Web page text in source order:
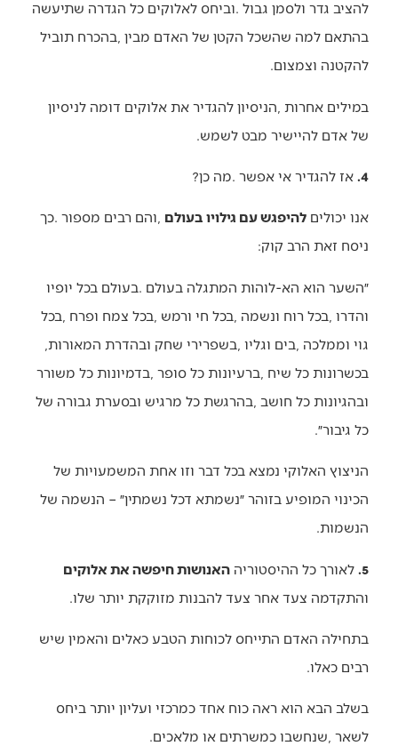
‬בהתאם‭ ‬למה‭ ‬שהשכל‭ ‬הקטן‭ ‬של‭ ‬האדם‭ ‬מבין‭, ‬בהכרח‭ ‬תוביל‭
‬להקטנה‭ ‬וצמצום‭. ‬
במילים‭ ‬אחרות‭, ‬הניסיון‭ ‬להגדיר‭ ‬את‭ ‬אלוקים‭ ‬דומה‭ ‬לניסיון‭
‬של‭ ‬אדם‭ ‬להיישיר‭ ‬מבט‭ ‬לשמש‭.‬
4. ‭ ‬אז‭ ‬להגדיר‭ ‬אי‭ ‬אפשר‭. ‬מה‭ ‬כן‭? ‬
אנו‭ ‬יכולים‭ ‬ להיפגש‭ ‬עם‭ ‬גילויו‭ ‬בעולם
‭, ‬והם‭ ‬רבים‭ ‬מספור‭. ‬כך‭
‬ניסח‭ ‬זאת‭ ‬הרב‭ ‬קוק‭: ‬
״השער‭ ‬הוא‭ ‬הא‭-‬לוהות‭ ‬המתגלה‭ ‬בעולם‭. ‬בעולם‭ ‬בכל‭ ‬יופיו‭
‬והדרו‭, ‬בכל‭ ‬רוח‭ ‬ונשמה‭, ‬בכל‭ ‬חי‭ ‬ורמש‭, ‬בכל‭ ‬צמח‭ ‬ופרח‭, ‬בכל‭
‬בכשרונות‭ ‬כל‭ ‬שיח‭, ‬ברעיונות‭ ‬כל‭ ‬סופר‭, ‬בדמיונות‭ ‬כל‭ ‬משורר‭
‬ובהגיונות‭ ‬כל‭ ‬חושב‭, ‬בהרגשת‭ ‬כל‭ ‬מרגיש‭ ‬ובסערת‭ ‬גבורה‭ ‬של‭
‬כל‭ ‬גיבור״‭. ‬
הניצוץ‭ ‬האלוקי‭ ‬נמצא‭ ‬בכל‭ ‬דבר‭ ‬וזו‭ ‬אחת‭ ‬המשמעויות‭ ‬של‭
‬הכינוי‭ ‬המופיע‭ ‬בזוהר‭ ‬״נשמתא‭ ‬דכל‭ ‬נשמתין״‭ – ‬הנשמה‭ ‬של‭
‬הנשמות‭. ‬
5. האנושות‭ ‬חיפשה‭ ‬את‭ ‬אלוקים
‬והתקדמה‭ ‬צעד‭ ‬אחר‭ ‬צעד‭ ‬להבנות‭ ‬מזוקקת‭ ‬יותר‭ ‬שלו‭. ‬
‬רבים‭ ‬כאלו‭. ‬
‬לשאר‭, ‬שנחשבו‭ ‬כמשרתים‭ ‬או‭ ‬מלאכים‭. ‬